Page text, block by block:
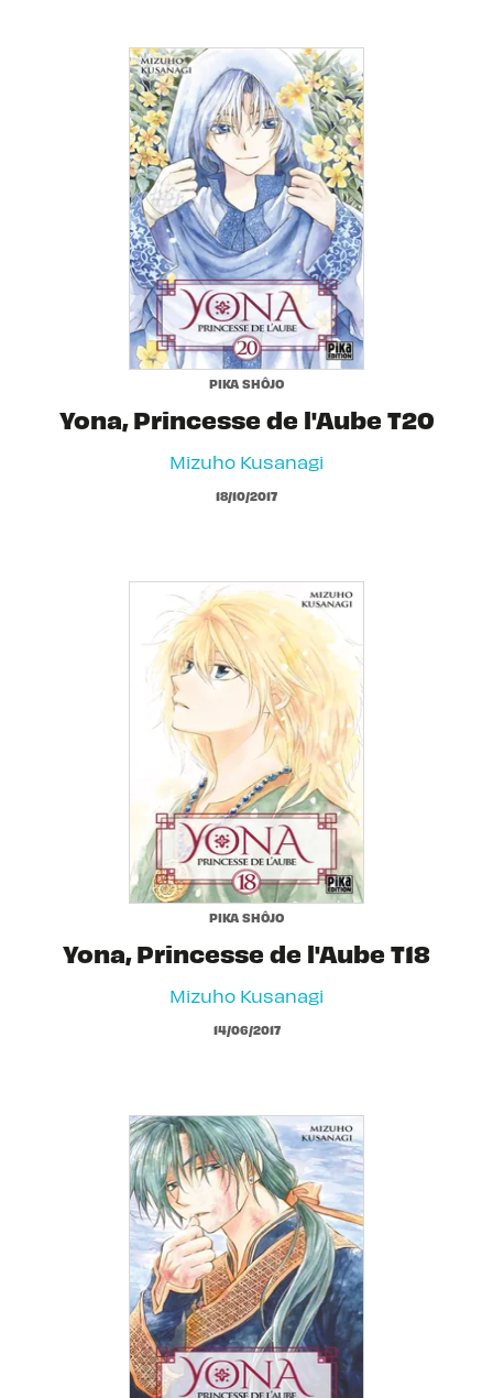
PIKA SHÔJO
Yona, Princesse de l'Aube T20
Mizuho Kusanagi
18/10/2017
PIKA SHÔJO
Yona, Princesse de l'Aube T18
Mizuho Kusanagi
14/06/2017